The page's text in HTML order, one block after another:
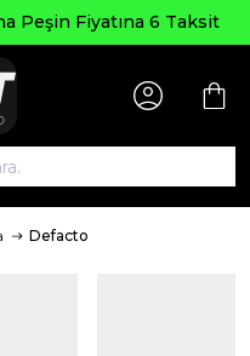
Peşin Fiyatına 6 Taksit
Defacto